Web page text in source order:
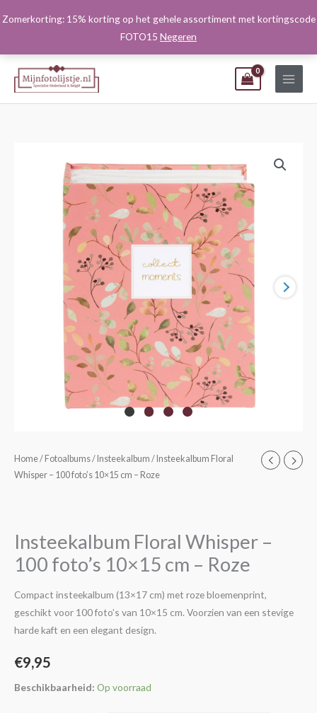
Zomerkorting: 15% korting op het gehele assortiment met kortingscode
FOTO15 Negeren
naar
Home/ Fotoalbums/ Insteekalbum / Insteekalbum Floral
Whisper – 100 foto’s 10×15 cm – Roze
Insteekalbum Floral Whisper –
100 foto’s 10×15 cm – Roze
Compact insteekalbum (13×17 cm) met roze bloemenprint,
geschikt voor 100 foto’s van 10×15 cm. Voorzien van een stevige
harde kaft en een elegant design.
€9,95
Beschikbaarheid: Op voorraad
Insteekalbum
Floral
foto's
10x15
-
Roze
aantal